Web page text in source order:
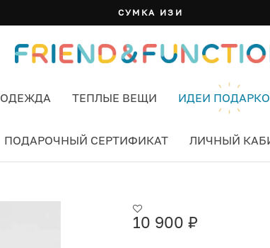
СУМКА ИЗИ
ОДЕЖДА ТЕПЛЫЕ ВЕЩИ ИДЕИ
ПОДАРОЧНЫЙ СЕРТИФИКАТ ЛИЧНЫЙ
10 900 ₽